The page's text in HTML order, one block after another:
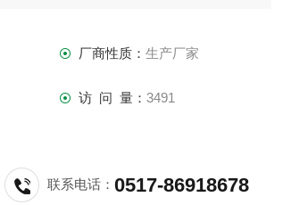
厂商性质： 生产厂家
访 问 量： 3491
联系电话：0517-86918678